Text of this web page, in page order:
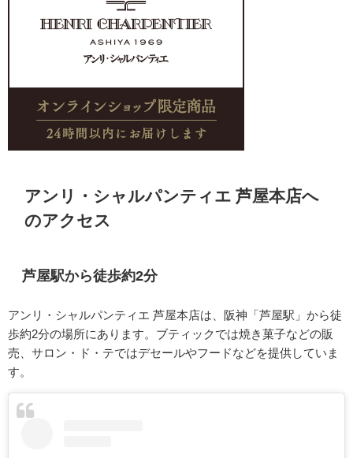
アンリ・シャルパンティエ 芦屋本店へ
のアクセス
芦屋駅から徒歩約2分
アンリ・シャルパンティエ 芦屋本店は、阪神「芦屋駅」から徒
歩約2分の場所にあります。ブティックでは焼き菓子などの販
売、サロン・ド・テではデセールやフードなどを提供していま
す。